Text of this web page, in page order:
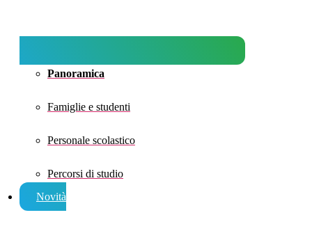
Panoramica
Famiglie e studenti
Personale scolastico
Percorsi di studio
Novità